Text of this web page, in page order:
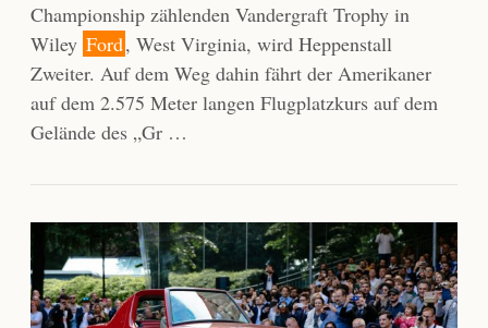
Championship zählenden Vandergraft Trophy in
Wiley Ford, West Virginia, wird Heppenstall
Zweiter. Auf dem Weg dahin fährt der Amerikaner
auf dem 2.575 Meter langen Flugplatzkurs auf dem
Gelände des „Gr …